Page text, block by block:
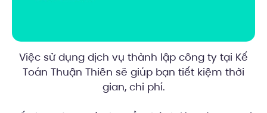
Việc sử dụng dịch vụ thành lập công ty tại Kế
Toán Thuận Thiên sẽ giúp bạn tiết kiệm thời
gian, chi phí.